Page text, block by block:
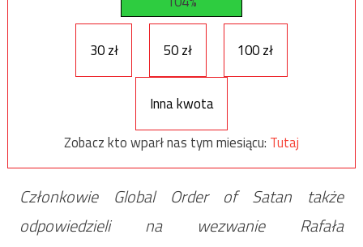
30 zł 50 zł 100 zł
Inna kwota
Zobacz kto wparł nas tym miesiącu: Tutaj
Członkowie Global Order of Satan także
odpowiedzieli na wezwanie Rafała